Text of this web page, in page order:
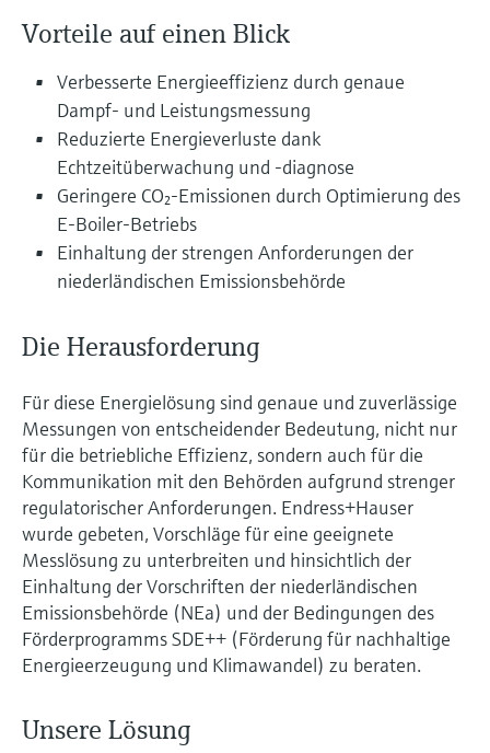
Device Viewer
Dokumente finden
Ersatzteilsuche
Ersatzteile anhand von Produktwurzel,
Bestellcode oder Seriennummer finden
Füllstandsmessung Druck
Alle ansehen
Analysatoren für Härte, Eisen,
Aluminium & Chromat
Prozessphotometer
Mikrowellentransmission
Memosens-Technologie
Alle ansehen
Vorteile auf einen Blick
Verbesserte Energieeffizienz durch genaue
Dampf- und Leistungsmessung
Reduzierte Energieverluste dank
Echtzeitüberwachung und -diagnose
Geringere CO₂-Emissionen durch Optimierung des
E-Boiler-Betriebs
Einhaltung der strengen Anforderungen der
niederländischen Emissionsbehörde
Die Herausforderung
Für diese Energielösung sind genaue und zuverlässige
Messungen von entscheidender Bedeutung, nicht nur
für die betriebliche Effizienz, sondern auch für die
Kommunikation mit den Behörden aufgrund strenger
regulatorischer Anforderungen. Endress+Hauser
wurde gebeten, Vorschläge für eine geeignete
Messlösung zu unterbreiten und hinsichtlich der
Einhaltung der Vorschriften der niederländischen
Emissionsbehörde (NEa) und der Bedingungen des
Förderprogramms SDE++ (Förderung für nachhaltige
Energieerzeugung und Klimawandel) zu beraten.
Unsere Lösung